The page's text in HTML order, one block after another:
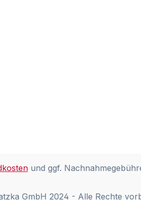
und ggf.
GmbH 2024 - Alle Rechte